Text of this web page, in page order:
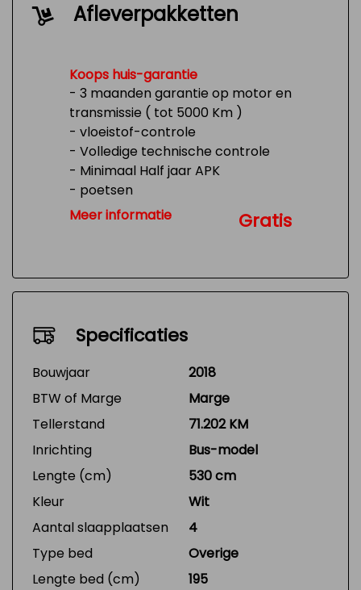
Afleverpakketten
Koops huis-garantie
- 3 maanden garantie op motor en
transmissie ( tot 5000 Km )
- vloeistof-controle
- Volledige technische controle
- Minimaal Half jaar APK
- poetsen
- Tank 1/4 vol
Meer informatie Gratis
Specificaties
Bouwjaar
2018
BTW of Marge
Marge
Tellerstand
71.202 KM
Inrichting
Bus-model
Lengte (cm)
530 cm
Kleur
Wit
Aantal slaapplaatsen
4
Type bed
Overige
Lengte bed (cm)
195